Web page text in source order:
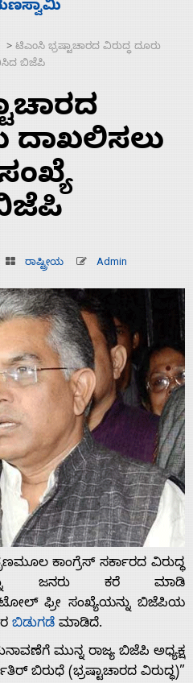
ವಿಜಯೇಂದ್ರ
> ಟಿಎಂಸಿ ಭ್ರಷ್ಟಾಚಾರದ ವಿರುದ್ಧ ದೂರು
ಬಿಜೆಪಿ
ದಾಖಲಿಸಲು
ರಾಷ್ಟ್ರೀಯ Admin
ಕಾಂಗ್ರೆಸ್ ಸರ್ಕಾರದ ವಿರುದ್ಧ
ಜನರು ಕರೆ ಮಾಡಿ
ಫ್ರೀ ಸಂಖ್ಯೆಯನ್ನು ಬಿಜೆಪಿಯ
ಬಿಡುಗಡೆ ಮಾಡಿದೆ.
ಮುನ್ನ ರಾಜ್ಯ ಬಿಜೆಪಿ ಅಧ್ಯಕ್ಷ
ಬಿರುಧೆ (ಭ್ರಷ್ಟಾಚಾರದ ವಿರುದ್ಧ)”